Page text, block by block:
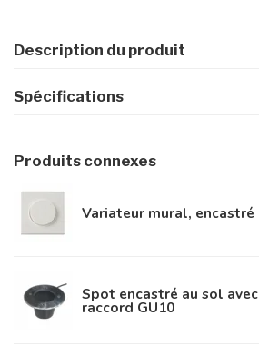
Description du produit
Spécifications
Produits connexes
Variateur mural, encastré
Spot encastré au sol avec
raccord GU10